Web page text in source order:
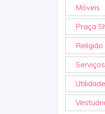
Móveis
Praça